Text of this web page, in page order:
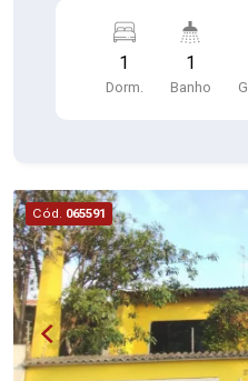
vaga de garagem. Informações adicionais:
Entrada compartilhada
Contas de água e
custo-benefício.
1
Dorm.
1
Banho
Cód. 065591